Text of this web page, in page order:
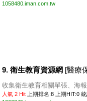
1058480.iman.com.tw
9. 衛生教育資源網 [醫療
收集衛生教育相關單張、海
人氣 2 Hit 上期排名:8 上期HIT:0